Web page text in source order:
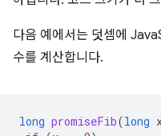
다음 예에서는 덧셈에
수를 계산합니다.
long promiseFib(long